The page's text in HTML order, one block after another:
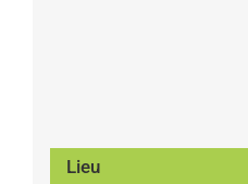
Lieu